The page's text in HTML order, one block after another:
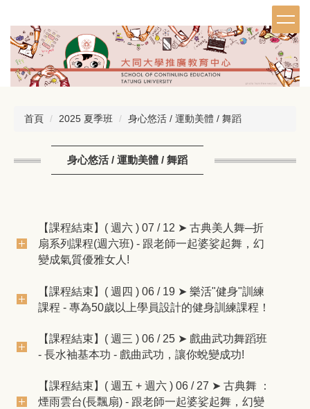
到
主
內
首頁
2025 夏季班 身心悠活 / 運動美體 / 舞蹈
身心悠活 / 運動美體 / 舞蹈
【課程結束】( 週六 ) 07 / 12 ➤ 古典美人舞─折
扇系列課程(週六班) - 跟老師一起婆娑起舞，幻
變成氣質優雅女人!
【課程結束】( 週四 ) 06 / 19 ➤ 樂活"健身"訓練
課程 - 專為50歲以上學員設計的健身訓練課程！
【課程結束】( 週三 ) 06 / 25 ➤ 戲曲武功舞蹈班
- 長水袖基本功 - 戲曲武功，讓你蛻變成功!
【課程結束】( 週五 + 週六 ) 06 / 27 ➤ 古典舞 ：
煙雨雲台(長飄扇) - 跟老師一起婆娑起舞，幻變